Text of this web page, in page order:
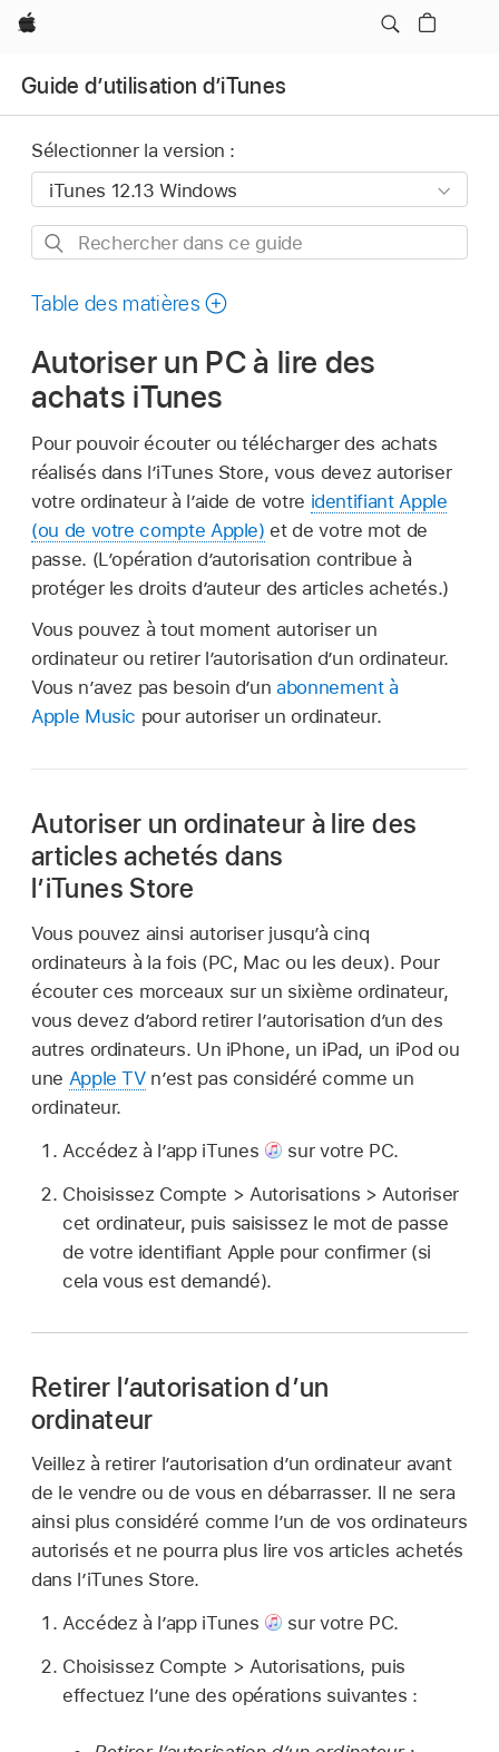
Apple
Guide d’utilisation d’iTunes
Sélectionner la version :
Rechercher
ce
Table des matières
Autoriser un PC à lire des
achats iTunes
Pour pouvoir écouter ou télécharger des achats
réalisés dans l’iTunes Store, vous devez autoriser
votre ordinateur à l’aide de votre identifiant Apple
(ou de votre compte Apple) et de votre mot de
passe. (L’opération d’autorisation contribue à
protéger les droits d’auteur des articles achetés.)
Vous pouvez à tout moment autoriser un
ordinateur ou retirer l’autorisation d’un ordinateur.
Vous n’avez pas besoin d’unabonnement à
Apple Music pour autoriser un ordinateur.
Autoriser un ordinateur à lire des
articles achetés dans
l’iTunes Store
Vous pouvez ainsi autoriser jusqu’à cinq
ordinateurs à la fois (PC, Mac ou les deux). Pour
écouter ces morceaux sur un sixième ordinateur,
vous devez d’abord retirer l’autorisation d’un des
autres ordinateurs. Un iPhone, un iPad, un iPod ou
une Apple TVn’est pas considéré comme un
ordinateur.
Accédez à l’app iTunes
sur votre PC.
Choisissez Compte > Autorisations > Autoriser
cet ordinateur, puis saisissez le mot de passe
de votre identifiant Apple pour confirmer (si
cela vous est demandé).
Retirer l’autorisation d’un
ordinateur
Veillez à retirer l’autorisation d’un ordinateur avant
de le vendre ou de vous en débarrasser. Il ne sera
ainsi plus considéré comme l’un de vos ordinateurs
autorisés et ne pourra plus lire vos articles achetés
dans l’iTunes Store.
Accédez à l’app iTunes
sur votre PC.
Choisissez Compte > Autorisations, puis
effectuez l’une des opérations suivantes :